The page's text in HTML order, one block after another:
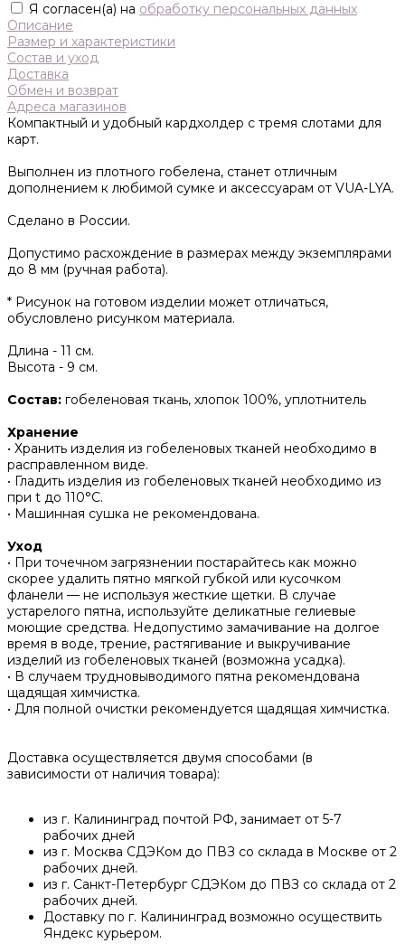
Я согласен(а) на обработку персональных данных
Описание
Размер и характеристики
Состав и уход
Доставка
Обмен и возврат
Адреса магазинов
Компактный и удобный кардхолдер с тремя слотами для
карт.
Выполнен из плотного гобелена, станет отличным
дополнением к любимой сумке и аксессуарам от VUA-LYA.
Сделано в России.
Допустимо расхождение в размерах между экземплярами
до 8 мм (ручная работа).
* Рисунок на готовом изделии может отличаться,
обусловлено рисунком материала.
Длина - 11 см.
Высота - 9 см.
Состав: гобеленовая ткань, хлопок 100%, уплотнитель
Хранение
• Хранить изделия из гобеленовых тканей необходимо в
расправленном виде.
• ‌Гладить изделия из гобеленовых тканей необходимо из
при t до 110°С.
• ‌Машинная сушка не рекомендована.
Уход
• При точечном загрязнении постарайтесь как можно
скорее удалить пятно мягкой губкой или кусочком
фланели — не используя жесткие щетки. В случае
устарелого пятна, используйте деликатные гелиевые
моющие средства. Недопустимо замачивание на долгое
время в воде, трение, растягивание и выкручивание
изделий из гобеленовых тканей (возможна усадка).
• В случаем трудновыводимого пятна рекомендована
щадящая химчистка.
• Для полной очистки рекомендуется щадящая химчистка.
Доставка осуществляется двумя способами (в
зависимости от наличия товара):
из г. Калининград почтой РФ, занимает от 5-7
рабочих дней
из г. Москва СДЭКом до ПВЗ со склада в Москве от 2
рабочих дней.
из г. Санкт-Петербург СДЭКом до ПВЗ со склада от 2
рабочих дней.
Доставку по г. Калининград возможно осуществить
Яндекс курьером.